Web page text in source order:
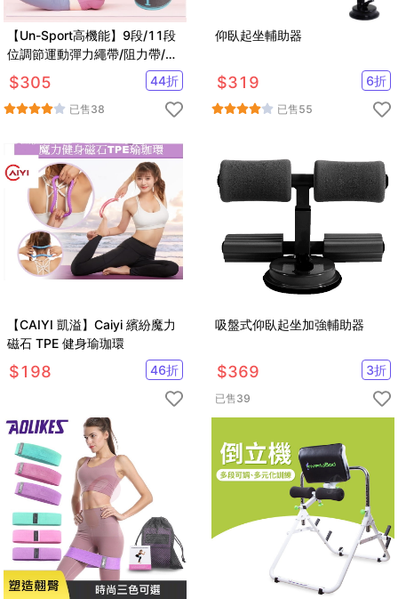
【Un-Sport高機能】9段/11段
位調節運動彈力繩帶/阻力帶/輔
助拉筋帶(瑜珈/健身)
$305 44折
已售38
仰臥起坐輔助器
$319 6折
已售55
【CAIYI 凱溢】Caiyi 繽紛魔力
磁石 TPE 健身瑜珈環
$198 46折
吸盤式仰臥起坐加強輔助器
$369 3折
已售39